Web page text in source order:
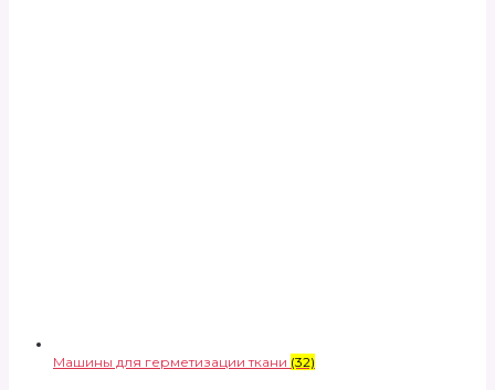
Машины для герметизации ткани (32)